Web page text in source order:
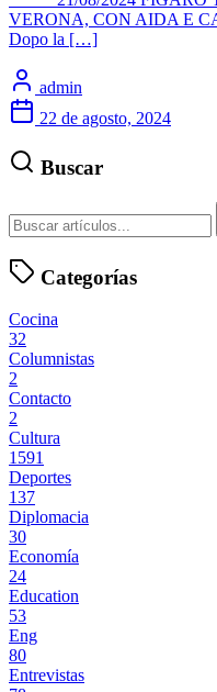
VERONA, CON AIDA E
Dopo la […]
admin
22 de agosto, 2024
Buscar
Categorías
Cocina
32
Columnistas
2
Contacto
2
Cultura
1591
Deportes
137
Diplomacia
30
Economía
24
Education
53
Eng
80
Entrevistas